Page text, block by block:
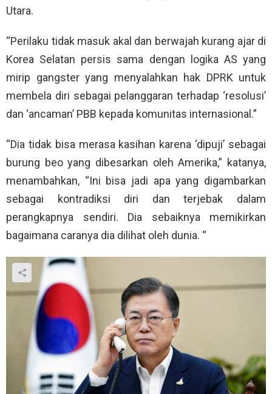
Utara.
“Perilaku tidak masuk akal dan berwajah kurang ajar di
Korea Selatan persis sama dengan logika AS yang
mirip gangster yang menyalahkan hak DPRK untuk
membela diri sebagai pelanggaran terhadap ‘resolusi’
dan ‘ancaman’ PBB kepada komunitas internasional.”
“Dia tidak bisa merasa kasihan karena ‘dipuji’ sebagai
burung beo yang dibesarkan oleh Amerika,” katanya,
menambahkan, “Ini bisa jadi apa yang digambarkan
sebagai kontradiksi diri dan terjebak dalam
perangkapnya sendiri. Dia sebaiknya memikirkan
bagaimana caranya dia dilihat oleh dunia. “